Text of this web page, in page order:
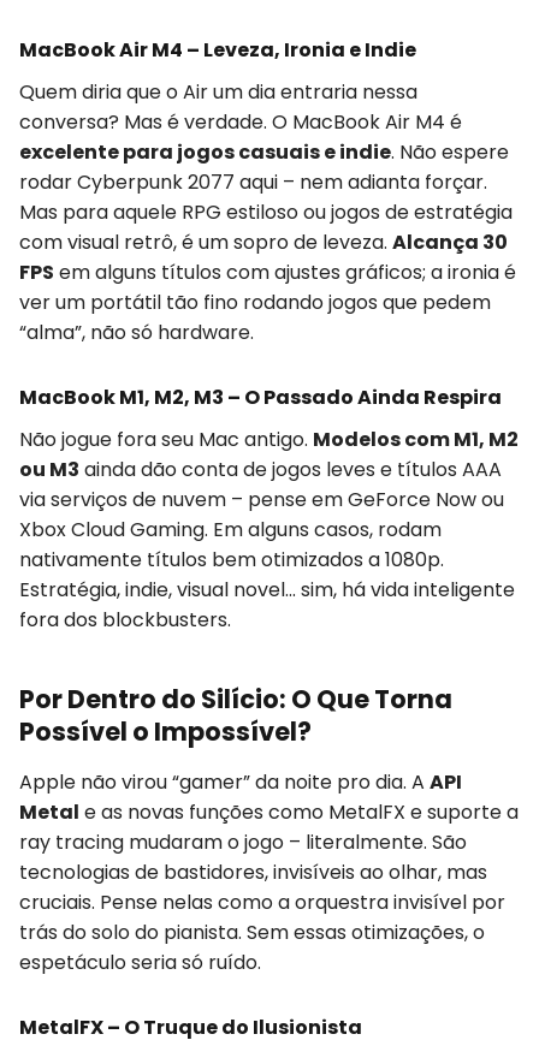
MacBook Air M4 – Leveza, Ironia e Indie
Quem diria que o Air um dia entraria nessa
conversa? Mas é verdade. O MacBook Air M4 é
excelente para jogos casuais e indie. Não espere
rodar Cyberpunk 2077 aqui – nem adianta forçar.
Mas para aquele RPG estiloso ou jogos de estratégia
com visual retrô, é um sopro de leveza. Alcança 30
FPS em alguns títulos com ajustes gráficos; a ironia é
ver um portátil tão fino rodando jogos que pedem
“alma”, não só hardware.
MacBook M1, M2, M3 – O Passado Ainda Respira
Não jogue fora seu Mac antigo. Modelos com M1, M2
ou M3 ainda dão conta de jogos leves e títulos AAA
via serviços de nuvem – pense em GeForce Now ou
Xbox Cloud Gaming. Em alguns casos, rodam
nativamente títulos bem otimizados a 1080p.
Estratégia, indie, visual novel... sim, há vida inteligente
fora dos blockbusters.
Por Dentro do Silício: O Que Torna
Possível o Impossível?
Apple não virou “gamer” da noite pro dia. A API
Metal e as novas funções como MetalFX e suporte a
ray tracing mudaram o jogo – literalmente. São
tecnologias de bastidores, invisíveis ao olhar, mas
cruciais. Pense nelas como a orquestra invisível por
trás do solo do pianista. Sem essas otimizações, o
espetáculo seria só ruído.
MetalFX – O Truque do Ilusionista